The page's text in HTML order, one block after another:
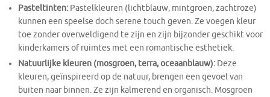
Pasteltinten: Pastelkleuren (lichtblauw, mintgroen, zachtroze)
kunnen een speelse doch serene touch geven. Ze voegen kleur
toe zonder overweldigend te zijn en zijn bijzonder geschikt voor
kinderkamers of ruimtes met een romantische esthetiek.
Natuurlijke kleuren (mosgroen, terra, oceaanblauw): Deze
kleuren, geïnspireerd op de natuur, brengen een gevoel van
buiten naar binnen. Ze zijn kalmerend en organisch. Mosgroen